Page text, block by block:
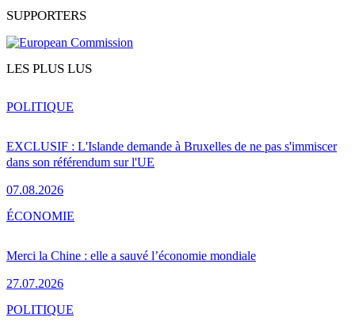
SUPPORTERS
LES PLUS LUS
EXCLUSIF : L'Islande demande à Bruxelles de ne pas s'immiscer
dans son référendum sur l'UE
07.08.2026
POLITIQUE
Merci la Chine : elle a sauvé l’économie mondiale
27.07.2026
ÉCONOMIE
POLITIQUE